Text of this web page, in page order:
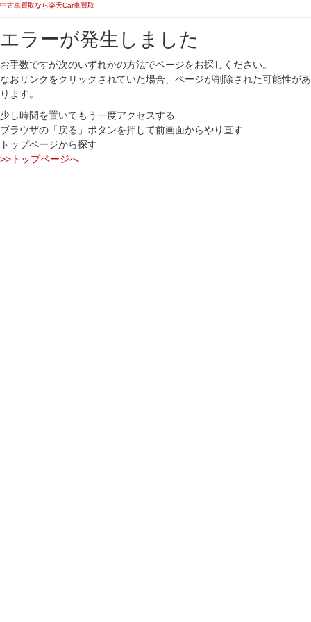
中古車買取なら楽天Car車買取
エラーが発生しました
お手数ですが次のいずれかの方法でページをお探しください。
なおリンクをクリックされていた場合、ページが削除された可能性があ
ります。
少し時間を置いてもう一度アクセスする
ブラウザの「戻る」ボタンを押して前画面からやり直す
トップページから探す
>>トップページへ